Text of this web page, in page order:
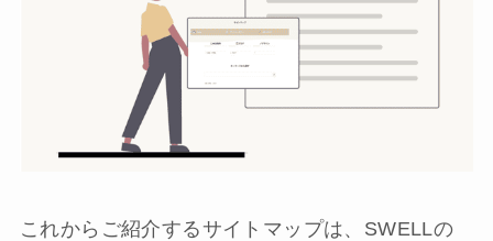
これからご紹介するサイトマップは、SWELLの